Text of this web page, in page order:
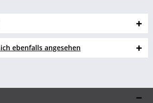
ebenfalls angesehen